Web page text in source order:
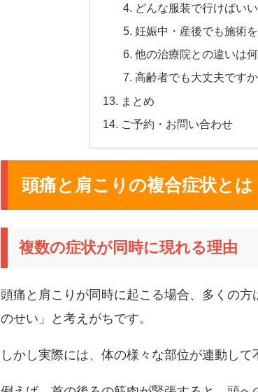
どんな服装で行けばい
妊娠中・産後でも施術
他の治療院との違いは
高齢者でも大丈夫ですか
まとめ
ご予約・お問い合わせ
頭痛と肩こりの複合症状とは
複数の症状が同時に現れる理由
頭痛と肩こりが同時に起こる場合、多くの
のせい」と考えがちです。
しかし実際には、体の様々な部位が連動して